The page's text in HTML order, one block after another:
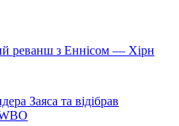
реванш з Еннісом — Хірн
Заяса та відібрав